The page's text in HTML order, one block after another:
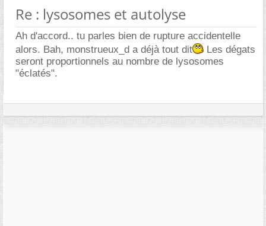
Re : lysosomes et autolyse
Ah d'accord.. tu parles bien de rupture accidentelle
alors. Bah, monstrueux_d a déjà tout dit
Les dégats
seront proportionnels au nombre de lysosomes
"éclatés".